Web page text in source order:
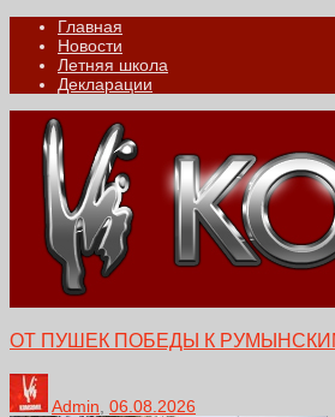
Главная
Новости
Летняя школа
Декларации
ОТ ПУШЕК ПОБЕДЫ К
Admin 06.08.2026